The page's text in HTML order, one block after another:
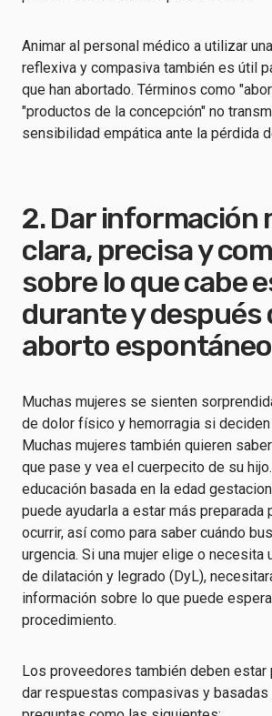
Animar al personal médico a utilizar
reflexiva y compasiva también es útil
que han abortado. Términos como
"productos de la concepción" no
sensibilidad empática ante la pérdida
2. Dar información
clara, precisa y
sobre lo que cabe
durante y después
aborto
Muchas mujeres se sienten
de dolor físico y hemorragia si deciden
Muchas mujeres también quieren
que pase y vea el cuerpecito de su
educación basada en la edad
puede ayudarla a estar más preparada
ocurrir, así como para saber cuándo
urgencia. Si una mujer elige o necesita
de dilatación y legrado (DyL),
información sobre lo que puede
procedimiento.
Los proveedores también deben estar
dar respuestas compasivas y basadas